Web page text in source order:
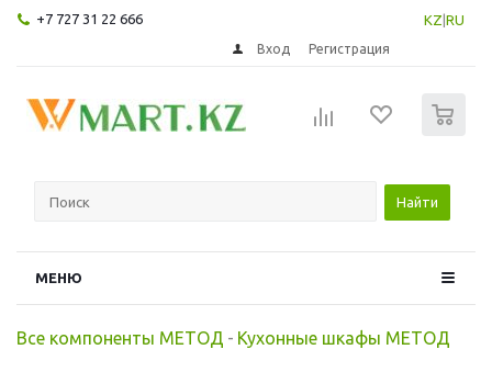
+7 727 31 22 666 KZ RU
Вход Регистрация
Найти
МЕНЮ
Все компоненты МЕТОД - Кухонные шкафы МЕТОД